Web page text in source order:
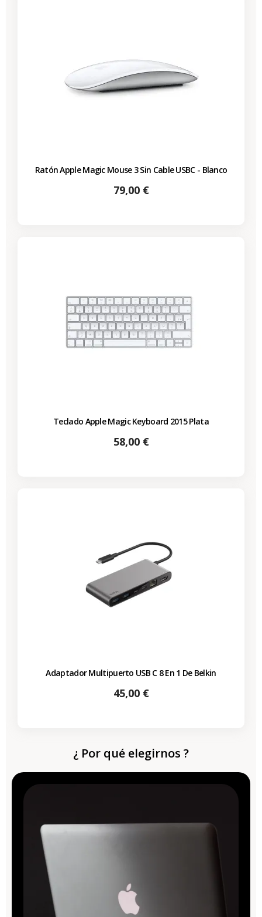
Ratón Apple Magic Mouse 3 Sin Cable USBC - Blanco
Precio
79,00 €
Teclado Apple Magic Keyboard 2015 Plata
Precio
58,00 €
Adaptador Multipuerto USB C 8 En 1 De Belkin
Precio
45,00 €
¿ Por qué elegirnos ?